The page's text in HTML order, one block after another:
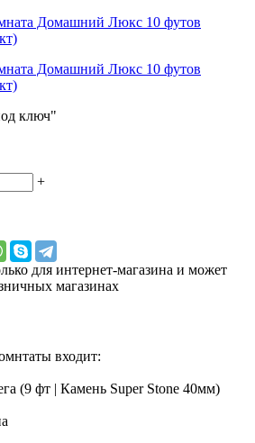
ключ"
+
для интернет-магазина и может
магазинах
входит:
(9 фт | Камень Super Stonе 40мм)